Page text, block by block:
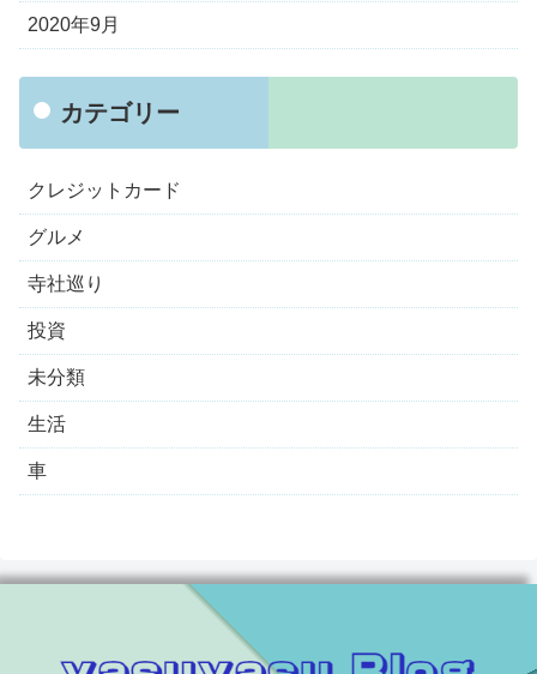
2020年9月
カテゴリー
クレジットカード
グルメ
寺社巡り
投資
未分類
生活
車